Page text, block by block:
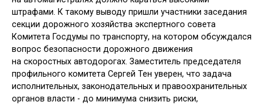
штрафами. К такому выводу пришли участники заседания
секции дорожного хозяйства экспертного совета
Комитета Госдумы по транспорту, на котором обсуждался
вопрос безопасности дорожного движения
на скоростных автодорогах. Заместитель председателя
профильного комитета Сергей Тен уверен, что задача
исполнительных, законодательных и правоохранительных
органов власти - до минимума снизить риски,